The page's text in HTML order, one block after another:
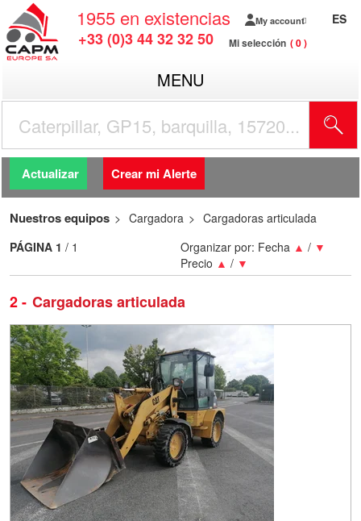
1955 en existencias
+33 (0)3 44 32 32 50
My account
Mi selección 0
ES
MENU
Actualizar Crear mi Alerte
Nuestros equipos Cargadora Cargadoras articulada
2 Cargadoras articulada
Organizar por: Fecha ▲ / ▼
Precio ▲ / ▼
PÁGINA 1 / 1